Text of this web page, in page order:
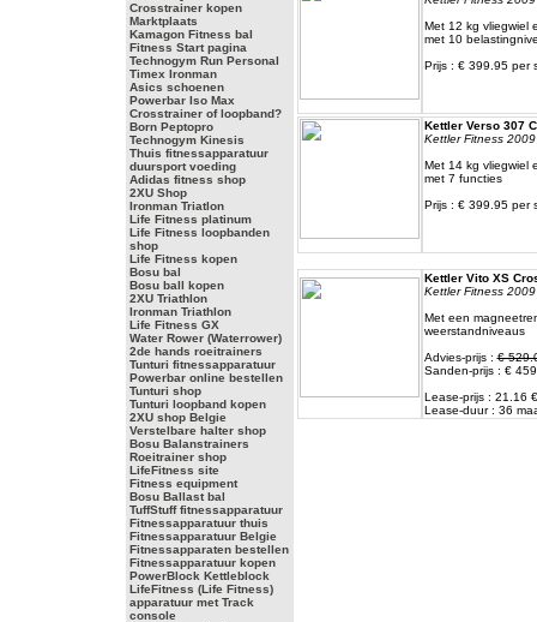
Crosstrainer kopen
Marktplaats
Kamagon Fitness bal
Fitness Start pagina
Technogym Run Personal
Timex Ironman
Asics schoenen
Powerbar Iso Max
Crosstrainer of loopband?
Born Peptopro
Technogym Kinesis
Thuis fitnessapparatuur
duursport voeding
Adidas fitness shop
2XU Shop
Ironman Triatlon
Life Fitness platinum
Life Fitness loopbanden
shop
Life Fitness kopen
Bosu bal
Bosu ball kopen
2XU Triathlon
Ironman Triathlon
Life Fitness GX
Water Rower (Waterrower)
2de hands roeitrainers
Tunturi fitnessapparatuur
Powerbar online bestellen
Tunturi shop
Tunturi loopband kopen
2XU shop Belgie
Verstelbare halter shop
Bosu Balanstrainers
Roeitrainer shop
LifeFitness site
Fitness equipment
Bosu Ballast bal
TuffStuff fitnessapparatuur
Fitnessapparatuur thuis
Fitnessapparatuur Belgie
Fitnessapparaten bestellen
Fitnessapparatuur kopen
PowerBlock Kettleblock
LifeFitness (Life Fitness)
apparatuur met Track
console
Met 12 kg vliegwiel
met 10
Prijs : € 399.95 per
Kettler Verso 307
Kettler Fitness 2009
Met 14 kg vliegwiel
met 7 functies
Prijs : € 399.95 per
Kettler Vito XS
Kettler Fitness 2009
Met een
weerstandniveaus
Advies-prijs :€
Sanden-prijs : €
Lease-prijs : 21.16
Lease-duur : 36